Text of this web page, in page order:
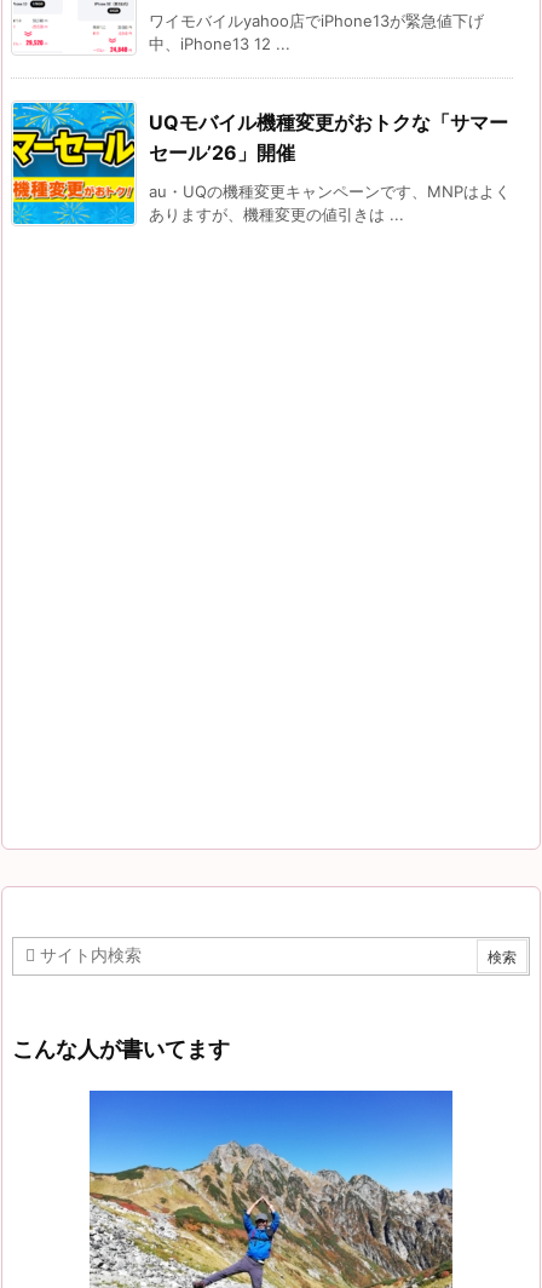
ワイモバイルyahoo店でiPhone13が緊急値下げ
中、iPhone13 12 ...
UQモバイル機種変更がおトクな「サマー
セール’26」開催
au・UQの機種変更キャンペーンです、MNPはよく
ありますが、機種変更の値引きは ...
こんな人が書いてます